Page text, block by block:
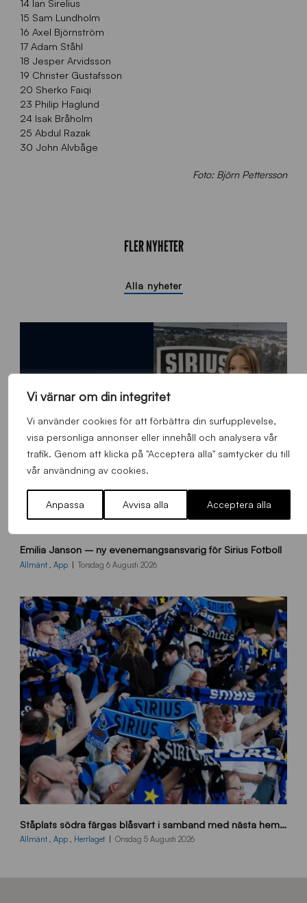
Vi värnar om din integritet
Vi använder cookies för att förbättra din surfupplevelse,
visa personliga annonser eller innehåll och analysera vår
trafik. Genom att klicka på "Acceptera alla" samtycker du till
vår användning av cookies.
Anpassa Avvisa alla Acceptera alla
14 Ian Sirelius
15 Sam Lundholm
16 Axel Björnström
17 Adam Ståhl
18 Jesper Arvidsson
19 Christer Gustafsson
20 Sherko Faiqi
23 Philip Haglund
24 Isak Bråholm
25 Abdul Razak
30 John Alvbåge
Foto: Björn Pettersson
FLER NYHETER
Alla nyheter
9
0
0
7
0
0
_
E
J
Emilia Janson – ny evenemangsansvarig för Sirius Fotboll
Allmänt , App Torsdag 6 Augusti 2026
ö
d
Ståplats södra färgas blåsvart i samband med nästa hemmamatch
Allmänt , App , Herrlaget Onsdag 5 Augusti 2026